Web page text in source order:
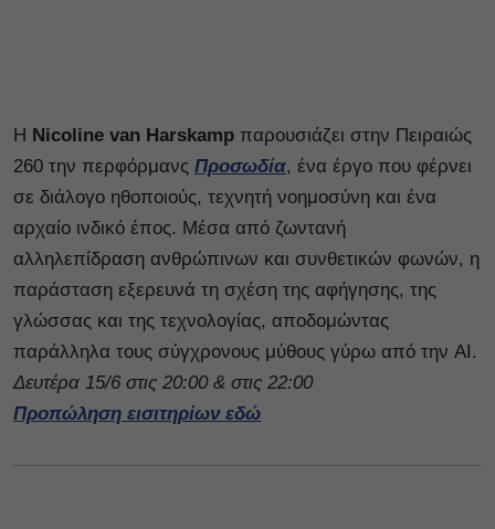
Η Nicoline van Harskamp παρουσιάζει στην Πειραιώς
260 την περφόρμανς Προσωδία, ένα έργο που φέρνει
σε διάλογο ηθοποιούς, τεχνητή νοημοσύνη και ένα
αρχαίο ινδικό έπος. Μέσα από ζωντανή
αλληλεπίδραση ανθρώπινων και συνθετικών φωνών, η
παράσταση εξερευνά τη σχέση της αφήγησης, της
γλώσσας και της τεχνολογίας, αποδομώντας
παράλληλα τους σύγχρονους μύθους γύρω από την AI.
Δευτέρα 15/6 στις 20:00 & στις 22:00
Προπώληση εισιτηρίων εδώ